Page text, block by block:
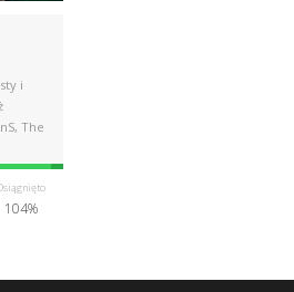
i
The
104%